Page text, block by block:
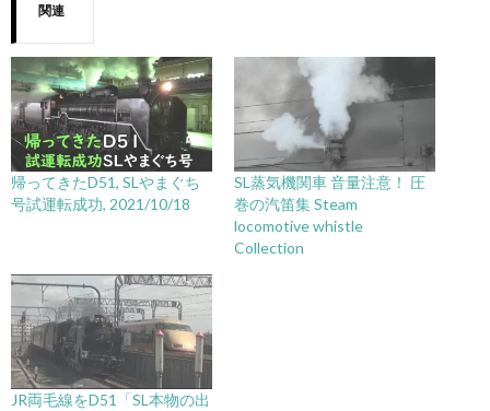
関連
帰ってきたD51, SLやまぐち
号試運転成功, 2021/10/18
SL蒸気機関車 音量注意！ 圧
巻の汽笛集 Steam
locomotive whistle
Collection
JR両毛線をD51「SL本物の出